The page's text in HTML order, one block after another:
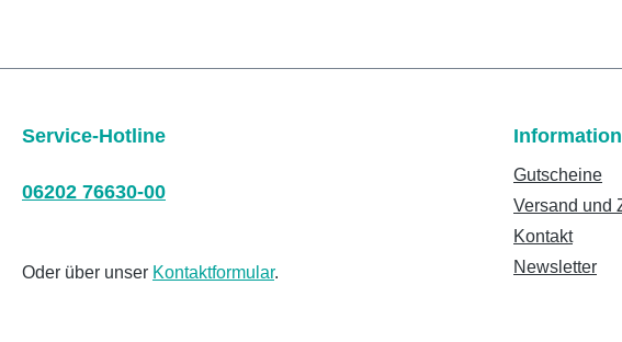
Service-Hotline
06202 76630-00
Oder über unser Kontaktformular.
Gutscheine
Versand und
Kontakt
Newsletter